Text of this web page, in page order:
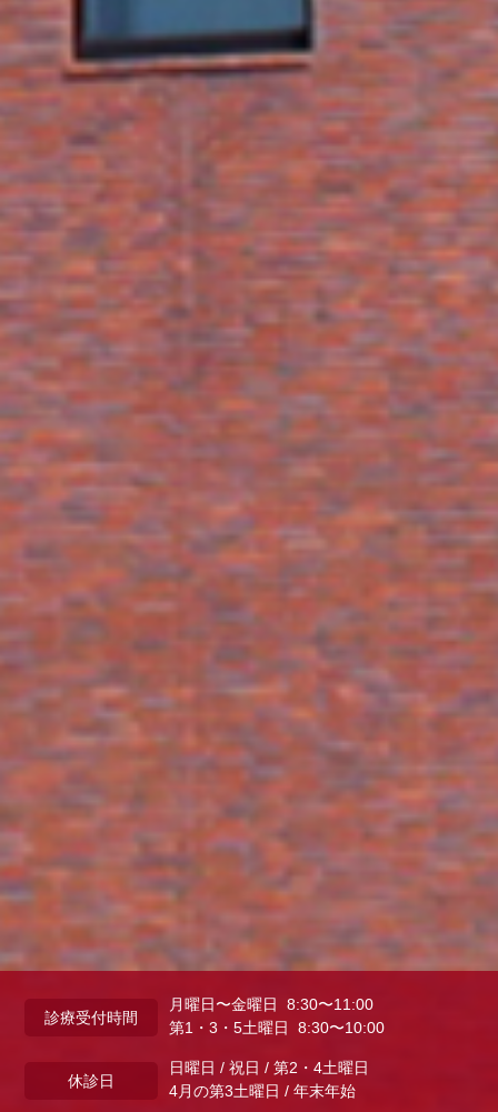
診療受付時間
月曜日〜金曜日 8:30〜11:00
第1・3・5土曜日 8:30〜10:00
休診日
日曜日 / 祝日 / 第2・4土曜日
4月の第3土曜日 / 年末年始